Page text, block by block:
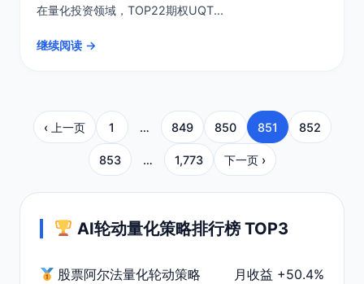
在量化投资领域，TOP22期权UQT...
继续阅读 →
‹ 上一页 1 … 849 850 851 852
853 … 1,773 下一页 ›
AI轮动量化策略排行榜 TOP3
股票阿尔法量化轮动策略 月收益 +50.4%